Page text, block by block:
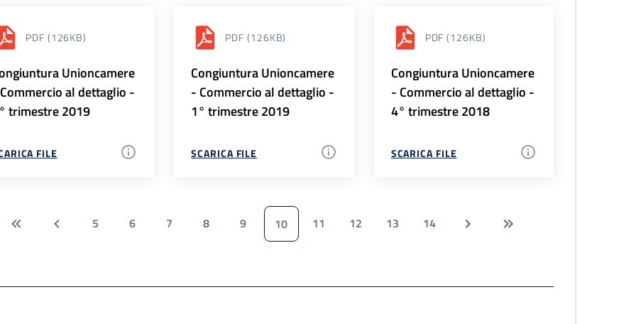
PDF (126KB)
Unioncamere
al dettaglio -
trimestre 2019
FILE
PDF (126KB)
Congiuntura Unioncamere
- Commercio al dettaglio -
1° trimestre 2019
SCARICA FILE
PDF (126KB)
Congiuntura Unioncamere
- Commercio al dettaglio -
4° trimestre 2018
SCARICA FILE
5 6 7 8 9 10 11 12 13 14